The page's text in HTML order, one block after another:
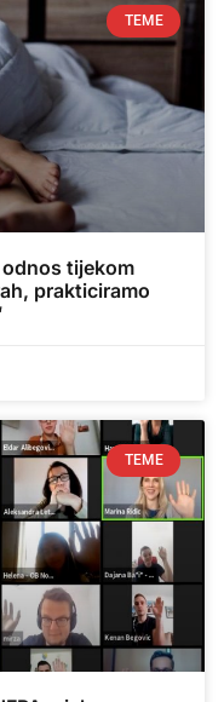
TEME
tijekom
prakticiramo
TEME